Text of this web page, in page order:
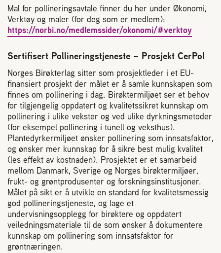
Mal for pollineringsavtale finner du her under Økonomi,
Verktøy og maler (for deg som er medlem):
https://norbi.no/medlemssider/okonomi/#verktoy
Sertifisert Pollineringstjeneste – Prosjekt CerPol
Norges Birøkterlag sitter som prosjektleder i et EU-
finansiert prosjekt der målet er å samle kunnskapen som
finnes om pollinering i dag. Birøktermiljøet ser et behov
for tilgjengelig oppdatert og kvalitetssikret kunnskap om
pollinering i ulike vekster og ved ulike dyrkningsmetoder
(for eksempel pollinering i tunell og veksthus).
Plantedyrkermiljøet ønsker pollinering som innsatsfaktor,
og ønsker mer kunnskap for å sikre best mulig kvalitet
(les effekt av kostnaden). Prosjektet er et samarbeid
mellom Danmark, Sverige og Norges birøktermiljøer,
frukt- og grøntprodusenter og forskningsinstitusjoner.
Målet på sikt er å utvikle en standard for kvalitetsmessig
god pollineringstjeneste, og lage et
undervisningsopplegg for birøktere og oppdatert
veiledningsmateriale til de som ønsker å dokumentere
kunnskap om pollinering som innsatsfaktor for
grøntnæringen.